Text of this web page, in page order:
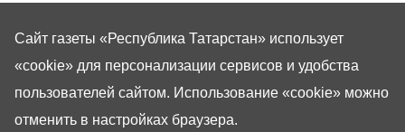
Сайт газеты «Республика Татарстан» использует
«cookie» для персонализации сервисов и удобства
пользователей сайтом. Использование «cookie» можно
отменить в настройках браузера.